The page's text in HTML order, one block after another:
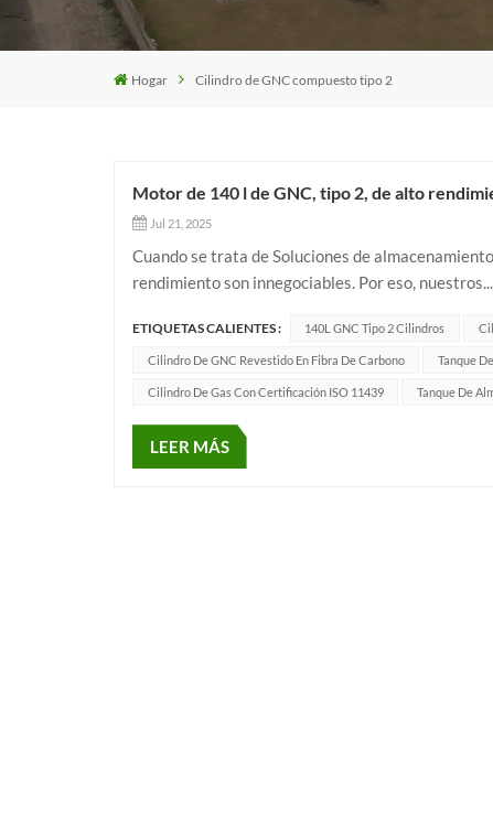
Hogar Cilindro de GNC compuesto tipo 2
Motor de 140 l de GNC, tipo 2, de alto
Jul 21, 2025
Cuando se trata de Soluciones de
rendimiento son innegociables. Por eso,
ETIQUETAS CALIENTES : 140L GNC Tipo 2 Cilindros
Cilindro De GNC Revestido En Fibra De Carbono Tanque
Cilindro De Gas Con Certificación ISO 11439 Tanque De
LEER MÁS